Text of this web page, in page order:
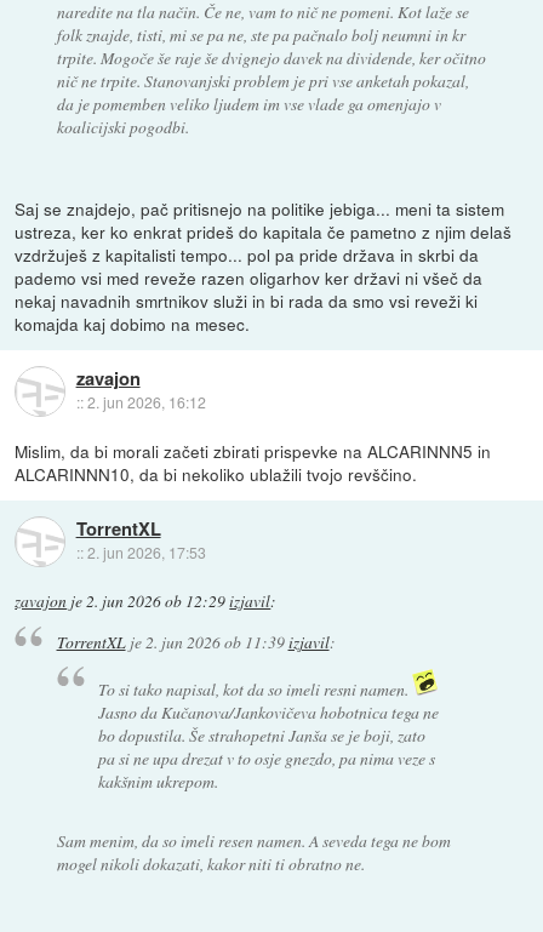
naredite na tla način. Če ne, vam to nič ne pomeni. Kot laže se
folk znajde, tisti, mi se pa ne, ste pa pačnalo bolj neumni in kr
trpite. Mogoče še raje še dvignejo davek na dividende, ker očitno
nič ne trpite. Stanovanjski problem je pri vse anketah pokazal,
da je pomemben veliko ljudem im vse vlade ga omenjajo v
koalicijski pogodbi.
Saj se znajdejo, pač pritisnejo na politike jebiga... meni ta sistem
ustreza, ker ko enkrat prideš do kapitala če pametno z njim delaš
vzdržuješ z kapitalisti tempo... pol pa pride država in skrbi da
pademo vsi med reveže razen oligarhov ker državi ni všeč da
nekaj navadnih smrtnikov služi in bi rada da smo vsi reveži ki
komajda kaj dobimo na mesec.
zavajon
::2. jun 2026, 16:12
Mislim, da bi morali začeti zbirati prispevke na ALCARINNN5 in
ALCARINNN10, da bi nekoliko ublažili tvojo revščino.
TorrentXL
::2. jun 2026, 17:53
zavajon je2. jun 2026 ob 12:29izjavil:
TorrentXLje 2. jun 2026 ob 11:39izjavil:
To si tako napisal, kot da so imeli resni namen.
Jasno da Kučanova/Jankovičeva hobotnica tega ne
bo dopustila. Še strahopetni Janša se je boji, zato
pa si ne upa drezat v to osje gnezdo, pa nima veze s
kakšnim ukrepom.
Sam menim, da so imeli resen namen. A seveda tega ne bom
mogel nikoli dokazati, kakor niti ti obratno ne.